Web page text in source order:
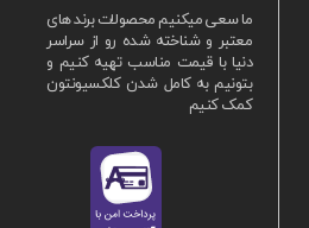
ما سعی میکنیم محصولات برند های
معتبر و شناخته شده رو از سراسر
دنیا با قیمت مناسب تهیه کنیم و
بتونیم به کامل شدن کلکسیونتون
کمک کنیم